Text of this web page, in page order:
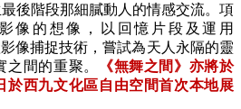
後階段那細膩動人的情感交流。項
像的想像，以回憶片段及運用
像捕捉技術，嘗試為天人永隔的靈
間的重聚。
《無舞之間》亦將於
於西九文化區自由空間首次本地展